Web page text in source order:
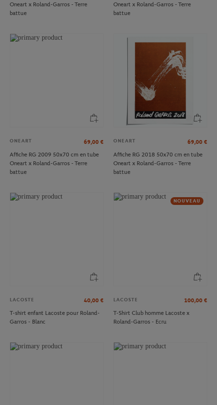
Oneart x Roland-Garros - Terre
battue
Oneart x Roland-Garros - Terre
battue
ONEART 69,00 €
Affiche RG 2009 50x70 cm en tube
Oneart x Roland-Garros - Terre
battue
ONEART 69,00 €
Affiche RG 2018 50x70 cm en tube
Oneart x Roland-Garros - Terre
battue
LACOSTE 40,00 €
T-shirt enfant Lacoste pour Roland-
Garros - Blanc
NOUVEAU
LACOSTE 100,00 €
T-Shirt Club homme Lacoste x
Roland-Garros - Ecru